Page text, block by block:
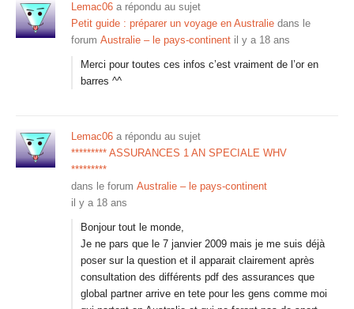
Lemac06 a répondu au sujet
Petit guide : préparer un voyage en Australie dans le
forum Australie – le pays-continent il y a 18 ans
Merci pour toutes ces infos c’est vraiment de l’or en
barres ^^
Lemac06 a répondu au sujet
********* ASSURANCES 1 AN SPECIALE WHV
*********
dans le forum Australie – le pays-continent
il y a 18 ans
Bonjour tout le monde,
Je ne pars que le 7 janvier 2009 mais je me suis déjà
poser sur la question et il apparait clairement après
consultation des différents pdf des assurances que
global partner arrive en tete pour les gens comme moi